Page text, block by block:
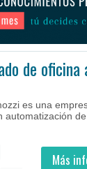
de
es una
automatización
Más